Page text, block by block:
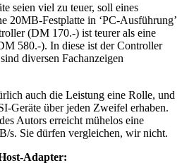
seien viel zu teuer, soll eines
20MB-Festplatte in ‘PC-Ausführung’
(DM 170.-) ist teurer als eine
580.-). In diese ist der Controller
diversen Fachanzeigen
auch die Leistung eine Rolle, und
Geräte über jeden Zweifel erhaben.
Autors erreicht mühelos eine
s. Sie dürfen vergleichen, wir nicht.
Adapter: